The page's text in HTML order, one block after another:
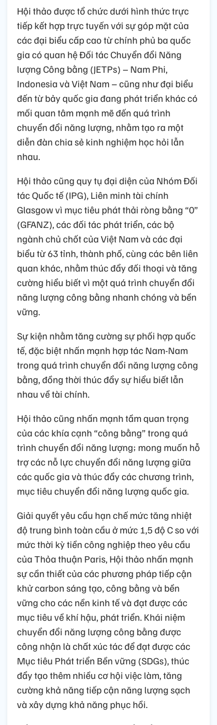
Hội thảo được tổ chức dưới hình thức trực
tiếp kết hợp trực tuyến với sự góp mặt của
các đại biểu cấp cao từ chính phủ ba quốc
gia có quan hệ Đối tác Chuyển đổi Năng
lượng Công bằng (JETPs) – Nam Phi,
Indonesia và Việt Nam – cũng như đại biểu
đến từ bảy quốc gia đang phát triển khác có
mối quan tâm mạnh mẽ đến quá trình
chuyển đổi năng lượng, nhằm tạo ra một
diễn đàn chia sẻ kinh nghiệm học hỏi lẫn
nhau.
Hội thảo cũng quy tụ đại diện của Nhóm Đối
tác Quốc tế (IPG), Liên minh tài chính
Glasgow vì mục tiêu phát thải ròng bằng “0”
(GFANZ), các đối tác phát triển, các bộ
ngành chủ chốt của Việt Nam và các đại
biểu từ 63 tỉnh, thành phố, cùng các bên liên
quan khác, nhằm thúc đẩy đối thoại và tăng
cường hiểu biết vì một quá trình chuyển đổi
năng lượng công bằng nhanh chóng và bền
vững.
Sự kiện nhằm tăng cường sự phối hợp quốc
tế, đặc biệt nhấn mạnh hợp tác Nam-Nam
trong quá trình chuyển đổi năng lượng công
bằng, đồng thời thúc đẩy sự hiểu biết lẫn
nhau về tài chính.
Hội thảo cũng nhấn mạnh tầm quan trọng
của các khía cạnh “công bằng” trong quá
trình chuyển đổi năng lượng; mong muốn hỗ
trợ các nỗ lực chuyển đổi năng lượng giữa
các quốc gia và thúc đẩy các chương trình,
mục tiêu chuyển đổi năng lượng quốc gia.
Giải quyết yêu cầu hạn chế mức tăng nhiệt
độ trung bình toàn cầu ở mức 1,5 độ C so với
mức thời kỳ tiền công nghiệp theo yêu cầu
của Thỏa thuận Paris, Hội thảo nhấn mạnh
sự cần thiết của các phương pháp tiếp cận
khử carbon sáng tạo, công bằng và bền
vững cho các nền kinh tế và đạt được các
mục tiêu về khí hậu, phát triển. Khái niệm
chuyển đổi năng lượng công bằng được
công nhận là chất xúc tác để đạt được các
Mục tiêu Phát triển Bền vững (SDGs), thúc
đẩy tạo thêm nhiều cơ hội việc làm, tăng
cường khả năng tiếp cận năng lượng sạch
và xây dựng khả năng phục hồi.